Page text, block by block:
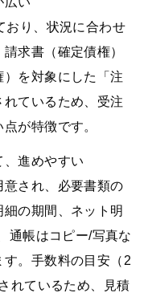
おり、状況に合わせ
求書（確定債権）
を対象にした「注
ているため、受注
が特徴です。
進めやすい
され、必要書類の
の期間、ネット明
通帳はコピー/写真な
。手数料の目安（2
れているため、見積